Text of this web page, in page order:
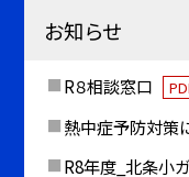
お知らせ
R８相談窓口
熱中症予防対策
R8年度_北条小